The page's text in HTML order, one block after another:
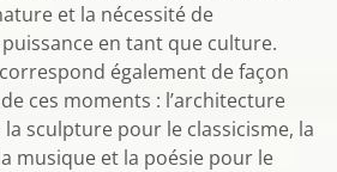
et la nécessité de
en tant que culture.
également de façon
ces moments : l’architecture
sculpture pour le classicisme, la
musique et la poésie pour le